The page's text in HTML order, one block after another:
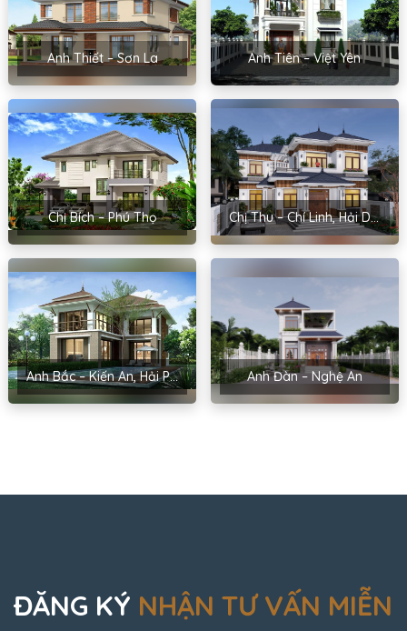
Anh Thiết – Sơn La Anh Tiên – Việt Yên
Chị Bích – Phú Thọ Chị Thu – Chí Linh, Hải Dương
Anh Bắc – Kiến An, Hải Phòng Anh Đàn – Nghệ An
ĐĂNG KÝ NHẬN TƯ VẤN MIỄN